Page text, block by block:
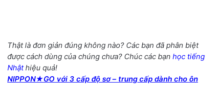
Thật là đơn giản đúng không nào? Các bạn đã phân biệt
được cách dùng của chúng chưa? Chúc các bạn học tiếng
Nhậthiệu quả!
NIPPON★GO với 3 cấp độ sơ – trung cấp dành cho ôn